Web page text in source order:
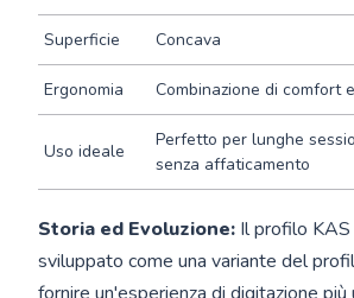
Superficie Concava
Ergonomia Combinazione di comfort
Uso ideale
Perfetto per lunghe
senza affaticamento
Storia ed Evoluzione: Il profilo
sviluppato come una variante del